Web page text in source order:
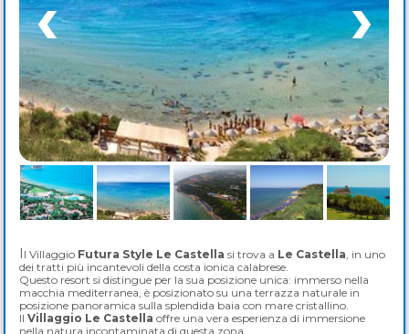
Il Villaggio Futura Style Le Castella si trova a Le Castella, in uno
dei tratti più incantevoli della costa ionica calabrese.
Questo resort si distingue per la sua posizione unica: immerso nella
macchia mediterranea, è posizionato su una terrazza naturale in
posizione panoramica sulla splendida baia con mare cristallino.
IlVillaggio Le Castella offre una vera esperienza di immersione
nella natura incontaminata di questa zona.